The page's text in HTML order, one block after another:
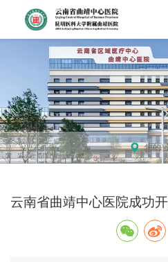
您的
云南省曲靖中心医院成功